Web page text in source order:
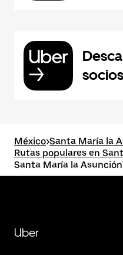
socios
México>Santa María la
Rutas populares en
Santa María la
Uber